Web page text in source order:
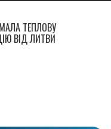
ТЕПЛОВУ
ВІД ЛИТВИ